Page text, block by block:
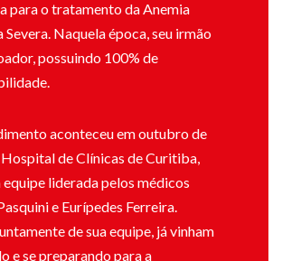
para o tratamento da Anemia
Naquela época, seu irmão
possuindo 100% de
aconteceu em outubro de
de Clínicas de Curitiba,
equipe liderada pelos médicos
e Eurípedes Ferreira.
de sua equipe, já vinham
e se preparando para a